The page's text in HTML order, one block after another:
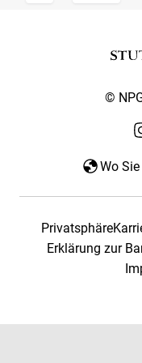
©
Wo
Privatsphäre
Erklärung zur